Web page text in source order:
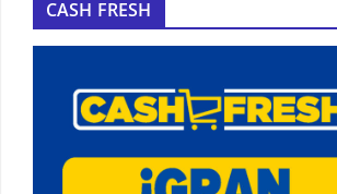
CASH FRESH